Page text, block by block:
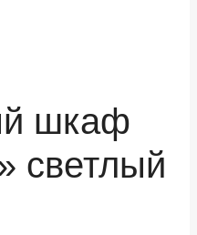
шкаф
светлый